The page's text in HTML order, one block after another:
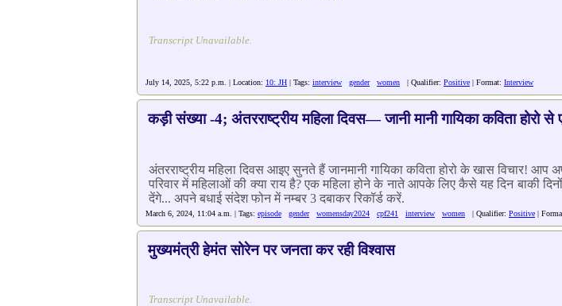
Transcript Unavailable.
July 14, 2025, 5:22 p.m. | Location: 10: JH | Tags: interview gender women | Qualifier: Positive | Format: Interview
कड़ी संख्या -4; अंतरराष्ट्रीय महिला दिवस— जानी मानी गायिका कविता होरो
अंतरराष्ट्रीय महिला दिवस आइए सुनते हैं जानमानी गायिका कविता होरो के खास विचार!
परिवार में महिलाओं की क्या राय है? एक महिला होने के नाते आपके लिए कैसे यह दिन बाकी
देंगे... अपने बधाई संदेश फोन में नम्बर 3 दबाकर रिकॉर्ड करें.
March 6, 2024, 11:04 a.m. | Tags: episode gender womensday2024 cpf241 interview women | Qualifier: Positive |
मुख्यमंत्री हेमंत सोरेन पर जनता कर रही विश्वास
Transcript Unavailable.